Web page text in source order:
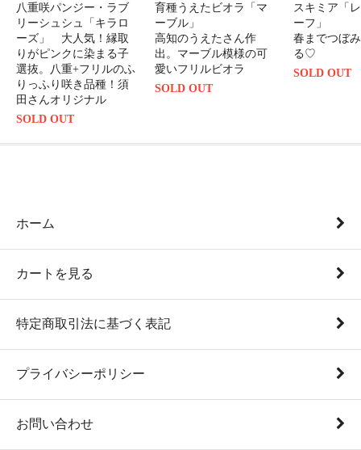
八重咲パンジー・ラブ
リーシュシュ「キラロ
ーズ」 大人気！縁取
りがピンクに染まる子
選抜。八重+フリルのふ
りっふり咲き品種！須
田さんオリジナル
SOLD OUT
育種うえたビオラ「マ
ーブル」
高知のうえたさん作
出。マーブル模様の可
愛いフリルビオラ
SOLD OUT
スキミア「
ーフ」
春までつぼ
る♡
SOLD OUT
ホーム
カートを見る
特定商取引法に基づく表記
プライバシーポリシー
お問い合わせ